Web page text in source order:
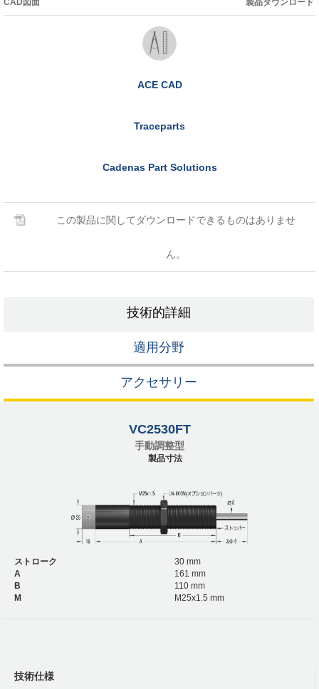
ACE CAD
Traceparts
Cadenas Part Solutions
この製品に関してダウンロードできるものはありませ
ん。
技術的詳細
適用分野
アクセサリー
VC2530FT
手動調整型
製品寸法
ストローク
30 mm
A
161 mm
B
110 mm
M
M25x1.5 mm
技術仕様